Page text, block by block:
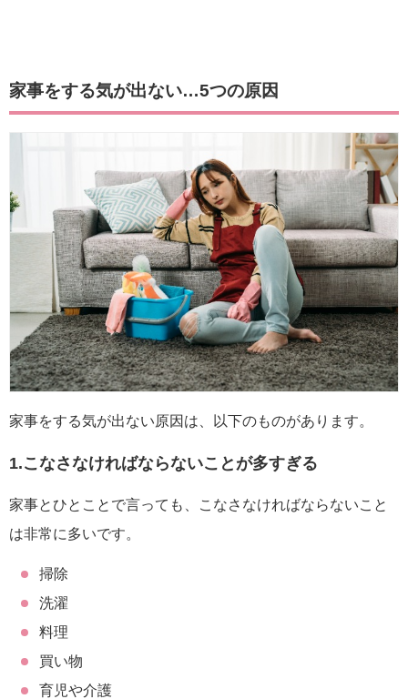
家事をする気が出ない…5つの原因
家事をする気が出ない原因は、以下のものがあります。
1.こなさなければならないことが多すぎる
家事とひとことで言っても、こなさなければならないこと
は非常に多いです。
掃除
洗濯
料理
買い物
育児や介護